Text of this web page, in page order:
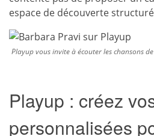
espace de découverte
Playup vous invite à écouter les chansons
Playup : créez
personnalisées